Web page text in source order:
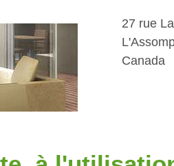
27 rue
Canada